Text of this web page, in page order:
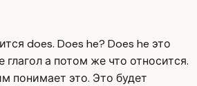
does. Does he? Does he это
глагол а потом же что относится.
понимает это. Это будет